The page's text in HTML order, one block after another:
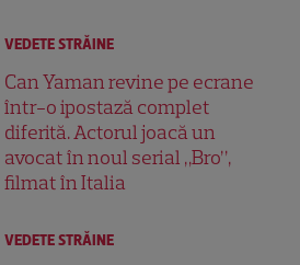
VEDETE STRĂINE
Can Yaman revine pe ecrane
într-o ipostază complet
diferită. Actorul joacă un
avocat în noul serial „Bro”,
filmat în Italia
VEDETE STRĂINE